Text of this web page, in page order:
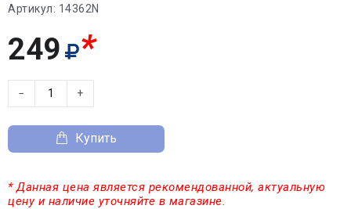
Артикул: 14362N
249 *
− +
Купить
* Данная цена является рекомендованной, актуальную
цену и наличие уточняйте в магазине.